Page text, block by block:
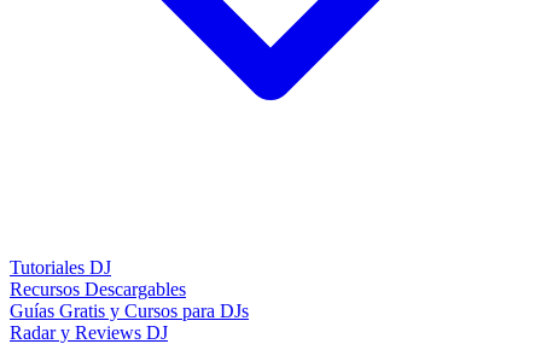
Tutoriales DJ
Recursos Descargables
Guías Gratis y Cursos para DJs
Radar y Reviews DJ